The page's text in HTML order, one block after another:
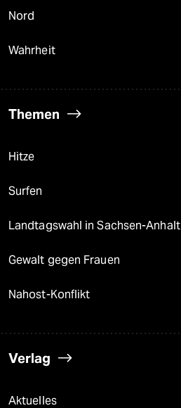
Nord
Wahrheit
Themen
Hitze
Surfen
Landtagswahl in Sachsen-Anhalt
Gewalt gegen Frauen
Nahost-Konflikt
Verlag
Aktuelles